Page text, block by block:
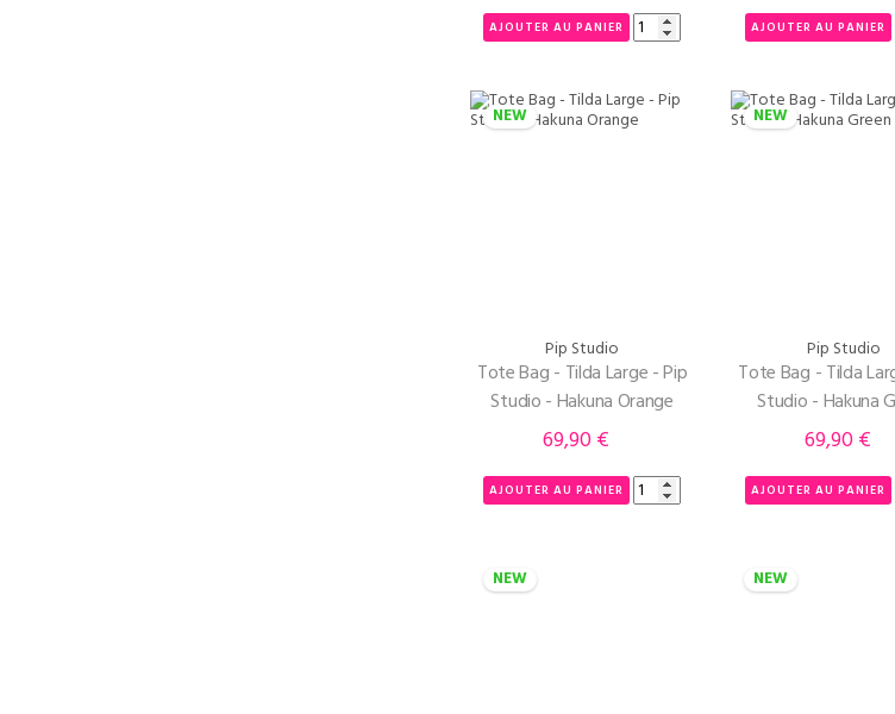
AJOUTER AU PANIER AJOUTER AU PANIER
NEW
Pip Studio
Tote Bag - Tilda Large - Pip
Studio - Hakuna Orange
Prix
69,90 €
AJOUTER AU PANIER
NEW
Pip Studio
Tote Bag - Tilda
Studio - Hakuna
Prix
69,90 €
AJOUTER AU PANIER
NEW NEW